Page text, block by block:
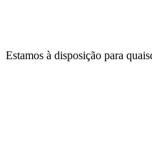
Estamos à disposição para